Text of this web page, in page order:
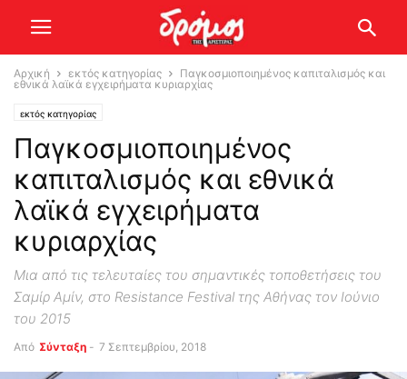
Αρχική εκτός κατηγορίας
Παγκοσμιοποιημένος καπιταλισμός και
εθνικά λαϊκά εγχειρήματα κυριαρχίας
εκτός κατηγορίας
Παγκοσμιοποιημένος
καπιταλισμός και εθνικά
λαϊκά εγχειρήματα
κυριαρχίας
Μια από τις τελευταίες του σημαντικές τοποθετήσεις του
Σαμίρ Αμίν, στο Resistance Festival της Αθήνας τον Ιούνιο
του 2015
Από Σύνταξη - 7 Σεπτεμβρίου, 2018